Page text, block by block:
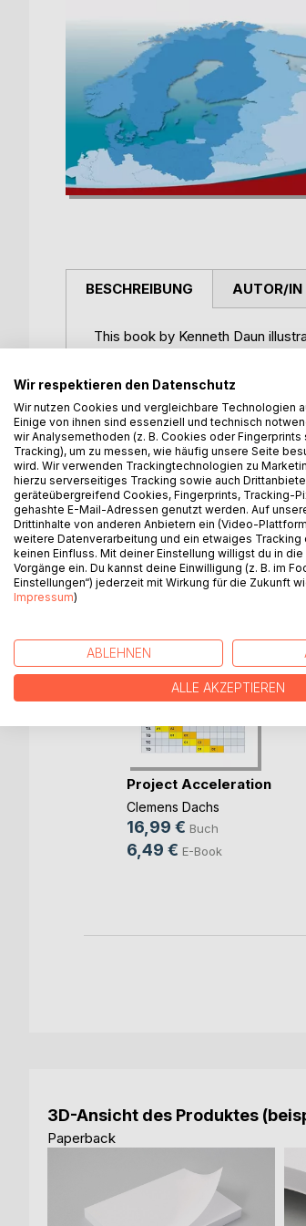
BESCHREIBUNG
This book by Kenneth Daun
small and medium-sized
author describes how the
explain his developed method
different case studies from
needs to be invested to make a
community and universities
AUTOR/IN
WEITERE
Project Acceleration
Clemens Dachs
16,99 € Buch
6,49 € E-Book
3D-Ansicht des Produktes
Paperback
Wir respektieren den Datenschutz
Wir nutzen Cookies und vergleichbare Technologien
Einige von ihnen sind essenziell und technisch
wir Analysemethoden (z. B. Cookies oder
Tracking), um zu messen, wie häufig unsere Seite
wird. Wir verwenden Trackingtechnologien zu
hierzu serverseitiges Tracking sowie auch
geräteübergreifend Cookies, Fingerprints, Tracking-
gehashte E-Mail-Adressen genutzt werden. Auf
Drittinhalte von anderen Anbietern ein (Video-
weitere Datenverarbeitung und ein etwaiges Tracking
keinen Einfluss. Mit deiner Einstellung willigst du in
Vorgänge ein. Du kannst deine Einwilligung (z. B. im
Einstellungen“) jederzeit mit Wirkung für die Zukunft
Impressum)
ABLEHNEN
ALLE AKZEPTIEREN